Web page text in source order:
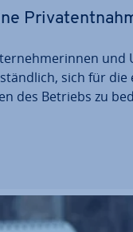
und
sich für die
des Betriebs zu
steu­er­recht­lich